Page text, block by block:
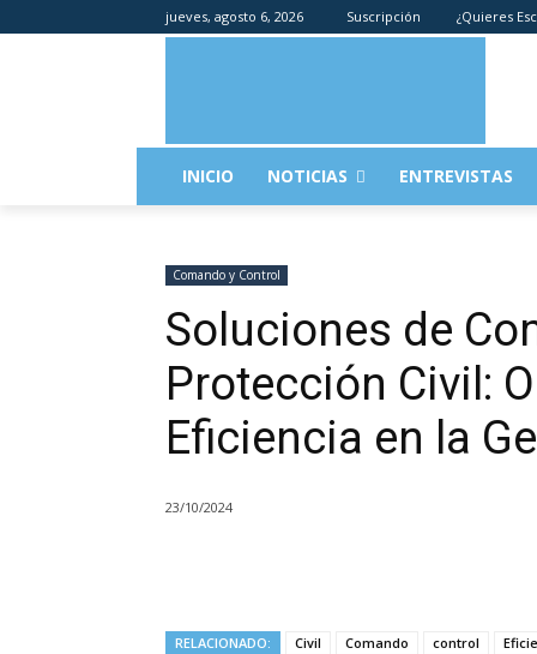
jueves, agosto 6, 2026 Suscripción ¿Quieres
INICIO NOTICIAS ENTREVISTAS
Comando y Control
Soluciones de
Protección Civil:
Eficiencia en la
23/10/2024
RELACIONADO: Civil Comando control